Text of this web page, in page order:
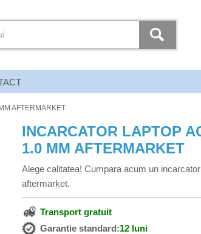
AFTERMARKET
INCARCATOR LAPTOP
1.0 MM AFTERMARKET
Alege calitatea! Cumpara acum un
aftermarket.
Transport gratuit
Garantie standard:12 luni